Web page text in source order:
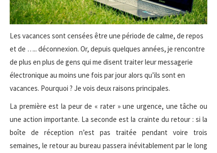
Les vacances sont censées être une période de calme, de repos
et de ….. déconnexion. Or, depuis quelques années, je rencontre
de plus en plus de gens qui me disent traiter leur messagerie
électronique au moins une fois par jour alors qu’ils sont en
vacances. Pourquoi ? Je vois deux raisons principales.
La première est la peur de « rater » une urgence, une tâche ou
une action importante. La seconde est la crainte du retour : si la
boîte de réception n’est pas traitée pendant voire trois
semaines, le retour au bureau passera inévitablement par le long